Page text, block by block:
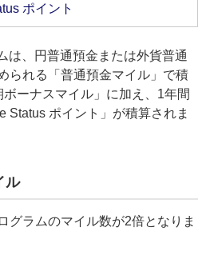
ポイント
は、円普通預金または外貨普通
られる「普通預金マイル」で積
ーナスマイル」に加え、1年間
Status ポイント」が積算されま
ル
グラムのマイル数が2倍となりま